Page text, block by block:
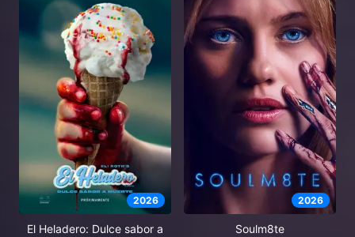
2026
El Heladero: Dulce sabor a
2026
Soulm8te